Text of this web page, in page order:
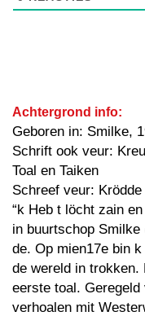
Achtergrond info:
Geboren in: Smilke,
Schrift ook veur:
Toal en Taiken
Schreef veur: Krödde
“k Heb t löcht zain
in buurtschop
de. Op mien17e bin
de wereld in trokken.
eerste toal.
verhoalen mit